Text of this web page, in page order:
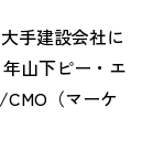
手建設会社に
山下ピー・エ
（マーケ